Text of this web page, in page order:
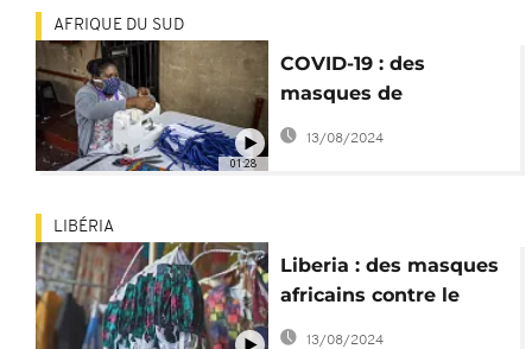
01:28
AFRIQUE DU SUD
COVID-19 : des
masques de
protection "made in"
Afrique
13/08/2024
LIBÉRIA
Liberia : des masques
africains contre le
Covid-19
13/08/2024